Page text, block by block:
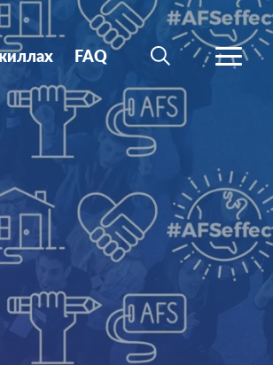
FAQ
SEARCH MORE